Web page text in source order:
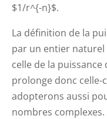
$1/r^{-n}$.
La définition de la
par un entier naturel
celle de la
prolonge donc celle-
adopterons aussi
nombres complexes.